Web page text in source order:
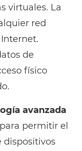
virtuales. La
red
de
físico
avanzada
para permitir el
dispositivos